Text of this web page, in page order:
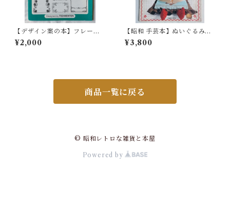
【デザイン案の本】フレー
ム・ボーダーアイデア Read
y-to-Use
¥2,000
【昭和 手芸本】ぬいぐるみ
人形 尾上雅野作品集（昭和5
4年）
¥3,800
商品一覧に戻る
© 昭和レトロな雑貨と本屋
Powered by